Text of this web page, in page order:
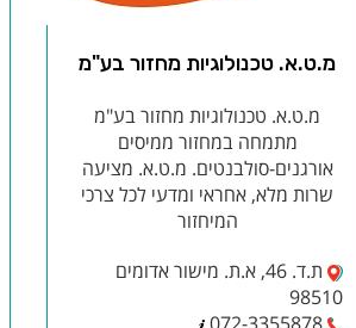
מ.ט.א. טכנולוגיות מחזור בע"מ
מ.ט.א. טכנולוגיות מחזור בע"מ
מתמחה במחזור ממיסים
אורגנים-סולבנטים. מ.ט.א. מציעה
שרות מלא, אחראי ומדעי לכל צרכי
המיחזור
ת.ד. 46, א.ת. מישור אדומים
98510